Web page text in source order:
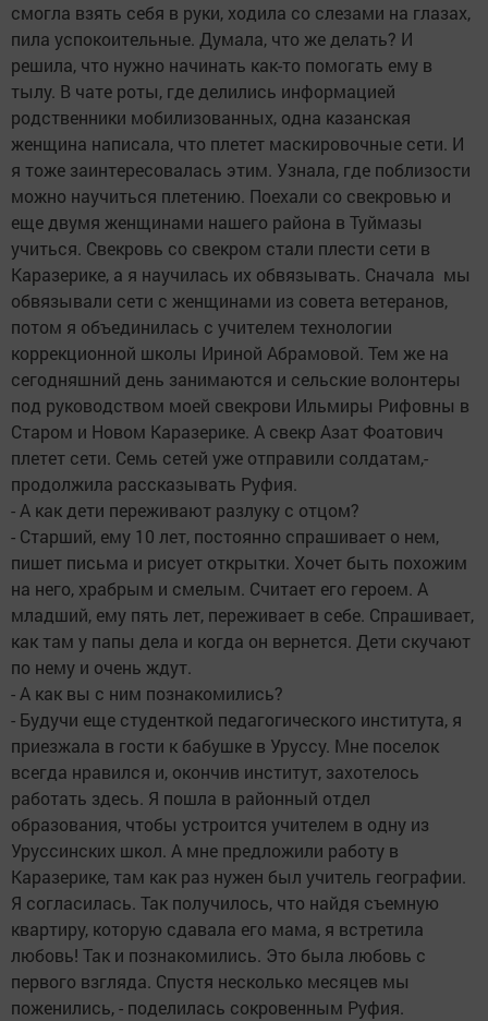
смогла взять себя в руки, ходила со слезами на глазах,
пила успокоительные. Думала, что же делать? И
решила, что нужно начинать как-то помогать ему в
тылу. В чате роты, где делились информацией
родственники мобилизованных, одна казанская
женщина написала, что плетет маскировочные сети. И
я тоже заинтересовалась этим. Узнала, где поблизости
можно научиться плетению. Поехали со свекровью и
еще двумя женщинами нашего района в Туймазы
учиться. Свекровь со свекром стали плести сети в
Каразерике, а я научилась их обвязывать. Сначала мы
обвязывали сети с женщинами из совета ветеранов,
потом я объединилась с учителем технологии
коррекционной школы Ириной Абрамовой. Тем же на
сегодняшний день занимаются и сельские волонтеры
под руководством моей свекрови Ильмиры Рифовны в
Старом и Новом Каразерике. А свекр Азат Фоатович
плетет сети. Семь сетей уже отправили солдатам,-
продолжила рассказывать Руфия.
- А как дети переживают разлуку с отцом?
- Старший, ему 10 лет, постоянно спрашивает о нем,
пишет письма и рисует открытки. Хочет быть похожим
на него, храбрым и смелым. Считает его героем. А
младший, ему пять лет, переживает в себе. Спрашивает,
как там у папы дела и когда он вернется. Дети скучают
по нему и очень ждут.
- А как вы с ним познакомились?
- Будучи еще студенткой педагогического института, я
приезжала в гости к бабушке в Уруссу. Мне поселок
всегда нравился и, окончив институт, захотелось
работать здесь. Я пошла в районный отдел
образования, чтобы устроится учителем в одну из
Уруссинских школ. А мне предложили работу в
Каразерике, там как раз нужен был учитель географии.
Я согласилась. Так получилось, что найдя съемную
квартиру, которую сдавала его мама, я встретила
любовь! Так и познакомились. Это была любовь с
первого взгляда. Спустя несколько месяцев мы
поженились, - поделилась сокровенным Руфия.